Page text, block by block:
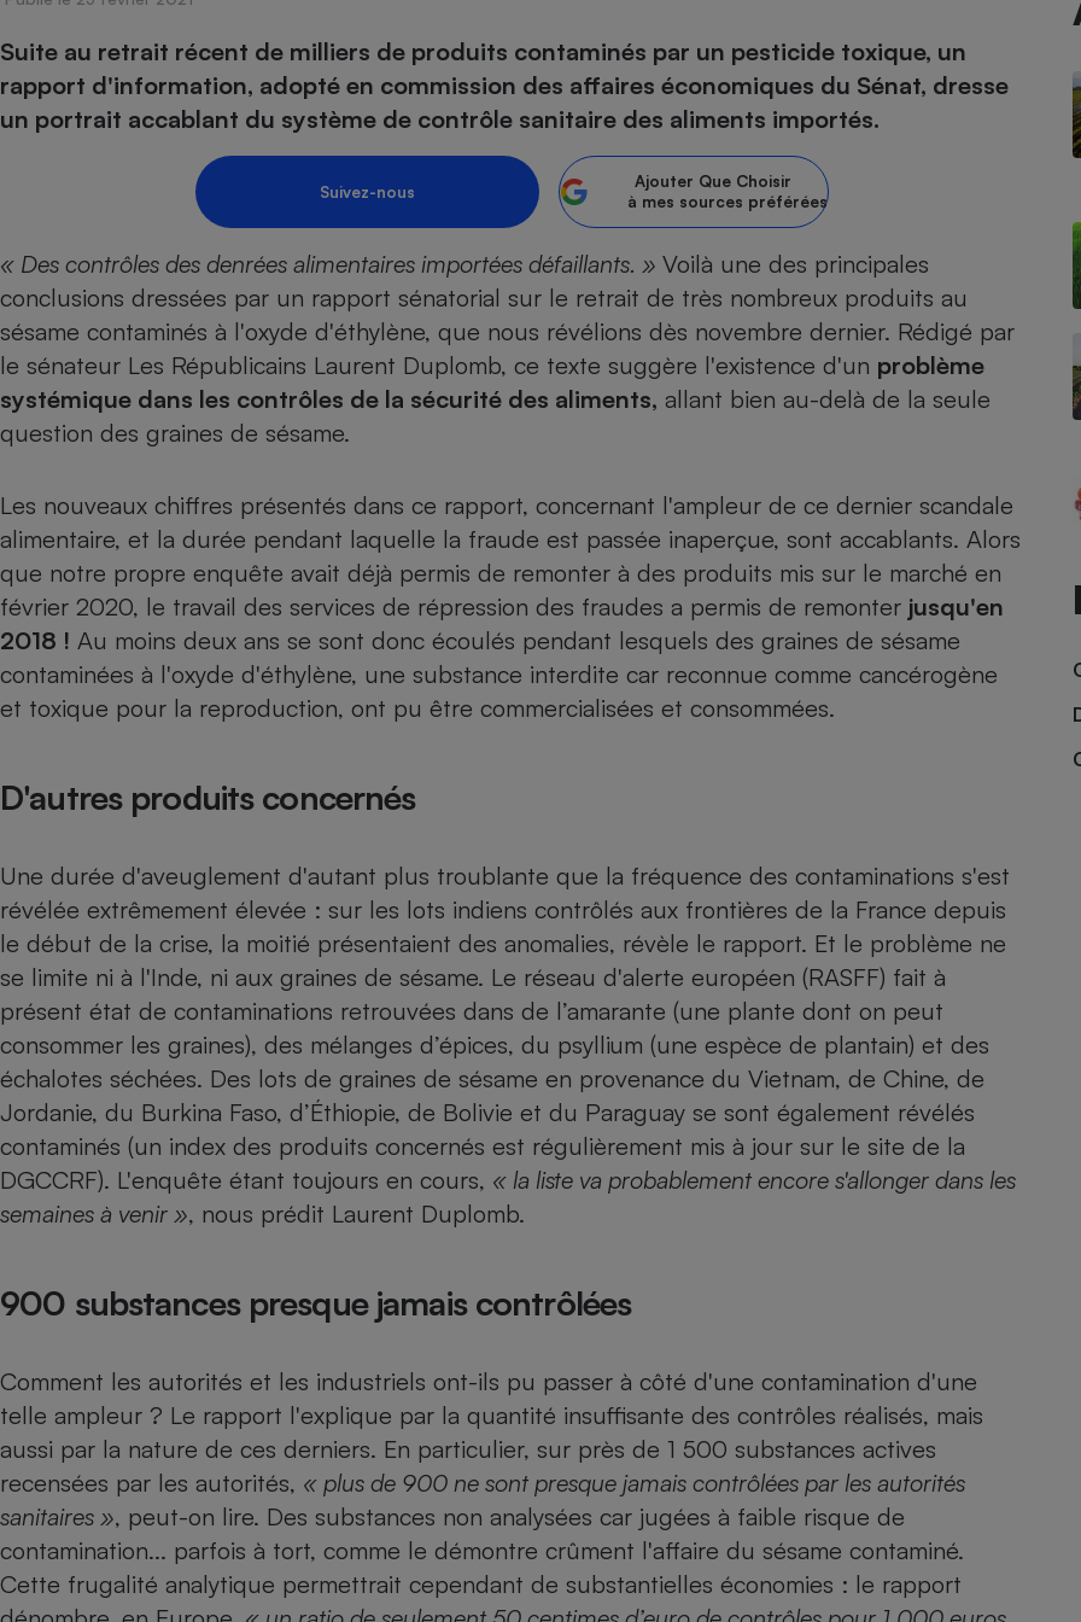
Suite au retrait récent de milliers de produits contaminés par un pesticide toxique, un
rapport d'information, adopté en commission des affaires économiques du Sénat, dresse
un portrait accablant du système de contrôle sanitaire des aliments importés.
Suivez-nous
Ajouter Que Choisir
à mes sources préférées
« Des contrôles des denrées alimentaires importées défaillants. » Voilà une des principales
conclusions dressées par un rapport sénatorial sur le retrait de très nombreux produits au
sésame contaminés à l'oxyde d'éthylène, que nous révélions dès novembre dernier. Rédigé par
le sénateur Les Républicains Laurent Duplomb, ce texte suggère l'existence d'un problème
systémique dans les contrôles de la sécurité des aliments, allant bien au-delà de la seule
question des graines de sésame.
Les nouveaux chiffres présentés dans ce rapport, concernant l'ampleur de ce dernier scandale
alimentaire, et la durée pendant laquelle la fraude est passée inaperçue, sont accablants. Alors
que notre propre enquête avait déjà permis de remonter à des produits mis sur le marché en
février 2020, le travail des services de répression des fraudes a permis de remonter jusqu'en
2018 ! Au moins deux ans se sont donc écoulés pendant lesquels des graines de sésame
contaminées à l'oxyde d'éthylène, une substance interdite car reconnue comme cancérogène
et toxique pour la reproduction, ont pu être commercialisées et consommées.
D'autres produits concernés
Une durée d'aveuglement d'autant plus troublante que la fréquence des contaminations s'est
révélée extrêmement élevée : sur les lots indiens contrôlés aux frontières de la France depuis
le début de la crise, la moitié présentaient des anomalies, révèle le rapport. Et le problème ne
se limite ni à l'Inde, ni aux graines de sésame. Le réseau d'alerte européen (RASFF) fait à
présent état de contaminations retrouvées dans de l’amarante (une plante dont on peut
consommer les graines), des mélanges d’épices, du psyllium (une espèce de plantain) et des
échalotes séchées. Des lots de graines de sésame en provenance du Vietnam, de Chine, de
Jordanie, du Burkina Faso, d’Éthiopie, de Bolivie et du Paraguay se sont également révélés
contaminés (un index des produits concernés est régulièrement mis à jour sur le site de la
DGCCRF). L'enquête étant toujours en cours, « la liste va probablement encore s'allonger dans les
semaines à venir », nous prédit Laurent Duplomb.
900 substances presque jamais contrôlées
Comment les autorités et les industriels ont-ils pu passer à côté d'une contamination d'une
telle ampleur ? Le rapport l'explique par la quantité insuffisante des contrôles réalisés, mais
aussi par la nature de ces derniers. En particulier, sur près de 1 500 substances actives
recensées par les autorités, « plus de 900 ne sont presque jamais contrôlées par les autorités
sanitaires », peut-on lire. Des substances non analysées car jugées à faible risque de
contamination... parfois à tort, comme le démontre crûment l'affaire du sésame contaminé.
Cette frugalité analytique permettrait cependant de substantielles économies : le rapport
Produit alimentaire
Sécurité - Hygiène
Supermarché - Drive
Circuits courts et
Complément
alimentaire
Foie gras
bouteille de champagne
Assurance
Banque - Crédit
Assurance emprunteur Assurance vie
Banque en ligne
Carburant
Circulation routière
Contrôle technique - Réparation
Comparateur auto
Comparatif sèche-linge
Comparatif réfrigérateur-congélateur
Comparatif hotte aspirante
Comparatif climatiseur mobile
Comparatif aspirateur balai
Comparatif aspirateur traîneau
Comparatif cafetière automatique
Comparatif centrale vapeur
Gros électroménager
Petit électroménager - Ustensile
Lave-linge Lave-vaisselle
Plaque de cuisson à
induction
Climatiseur -
Ventilateur
Aspirateur
Électricité - Gaz
Panneaux
photovoltaïques
Comparatif smartphone
Comparatif casque audio
Comparatif imprimante multifonction
Comparatif ordinateur portable
Comparatif ultrabook
Comparatif tablette tactile
Image et son
Informatique
Internet
Téléphonie
Téléviseur Ordinateur portable
Téléphone mobile -
Smartphone
Appareil photo
numérique
Antivirus
Crédit immobilier
Comparatif nettoyeur haute
pression
Comparatif tondeuse robot
Comparatif radiateur électrique
Aménagement
Bricolage - Jardinage
Produit d'entretien
Sécurité domestique
Radiateur électrique Électricité - Gaz
Comparateur mutuelle
Comparateur des devis d’opticiens
Hygiène - Beauté
Maladie - Médecine - Médicament
Système de santé - Complémentaire santé
Mutuelle Aide auditive
Antimoustique Crème solaire
Maison de retraite
funèbres
Choisir son fioul
Choisir son pellet
Comparateur assurance emprunteur
Energie Moins Chère Ensemble
Tous les comparateurs
Toutes les cartes interactives
connexion Internet
nous ?